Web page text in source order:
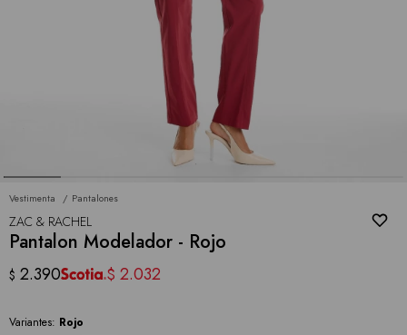
Vestimenta Pantalones
ZAC & RACHEL
Pantalon Modelador - Rojo
$ 2.390 $ 2.032
Variantes: Rojo